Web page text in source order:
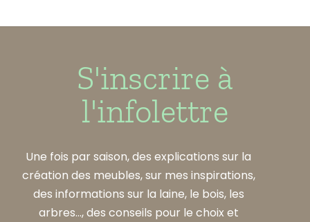
S'inscrire à
l'infolettre
Une fois par saison, des explications sur la
création des meubles, sur mes inspirations,
des informations sur la laine, le bois, les
arbres..., des conseils pour le choix et